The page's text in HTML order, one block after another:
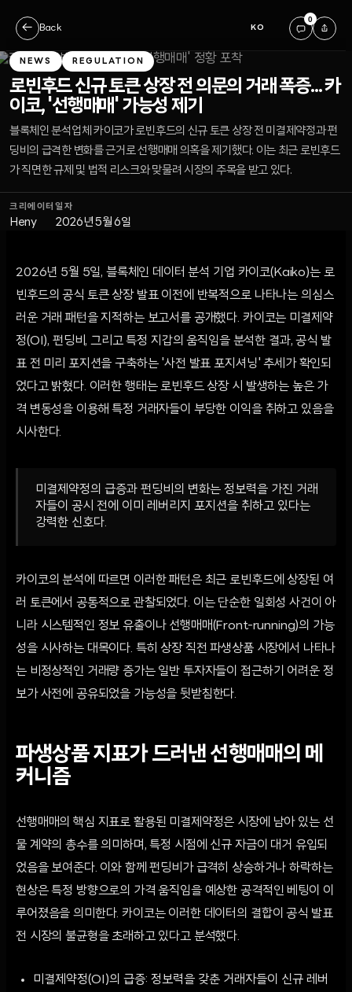
← Back KO
0
NEWS REGULATION
로빈후드 신규 토큰 상장 전 의문의 거래 폭증... 카
이코, '선행매매' 가능성 제기
블록체인 분석업체 카이코가 로빈후드의 신규 토큰 상장 전 미결제약정과 펀
딩비의 급격한 변화를 근거로 선행매매 의혹을 제기했다. 이는 최근 로빈후드
가 직면한 규제 및 법적 리스크와 맞물려 시장의 주목을 받고 있다.
크리에이터
Heny
일자
2026년 5월 6일
2026년 5월 5일, 블록체인 데이터 분석 기업 카이코(Kaiko)는 로
빈후드의 공식 토큰 상장 발표 이전에 반복적으로 나타나는 의심스
러운 거래 패턴을 지적하는 보고서를 공개했다. 카이코는 미결제약
정(OI), 펀딩비, 그리고 특정 지갑의 움직임을 분석한 결과, 공식 발
표 전 미리 포지션을 구축하는 '사전 발표 포지셔닝' 추세가 확인되
었다고 밝혔다. 이러한 행태는 로빈후드 상장 시 발생하는 높은 가
격 변동성을 이용해 특정 거래자들이 부당한 이익을 취하고 있음을
시사한다.
미결제약정의 급증과 펀딩비의 변화는 정보력을 가진 거래
자들이 공시 전에 이미 레버리지 포지션을 취하고 있다는
강력한 신호다.
카이코의 분석에 따르면 이러한 패턴은 최근 로빈후드에 상장된 여
러 토큰에서 공통적으로 관찰되었다. 이는 단순한 일회성 사건이 아
니라 시스템적인 정보 유출이나 선행매매(Front-running)의 가능
성을 시사하는 대목이다. 특히 상장 직전 파생상품 시장에서 나타나
는 비정상적인 거래량 증가는 일반 투자자들이 접근하기 어려운 정
보가 사전에 공유되었을 가능성을 뒷받침한다.
파생상품 지표가 드러낸 선행매매의 메
커니즘
선행매매의 핵심 지표로 활용된 미결제약정은 시장에 남아 있는 선
물 계약의 총수를 의미하며, 특정 시점에 신규 자금이 대거 유입되
었음을 보여준다. 이와 함께 펀딩비가 급격히 상승하거나 하락하는
현상은 특정 방향으로의 가격 움직임을 예상한 공격적인 베팅이 이
루어졌음을 의미한다. 카이코는 이러한 데이터의 결합이 공식 발표
전 시장의 불균형을 초래하고 있다고 분석했다.
미결제약정(OI)의 급증: 정보력을 갖춘 거래자들이 신규 레버